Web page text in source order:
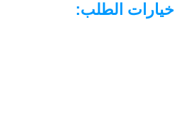
خيارات الطلب: